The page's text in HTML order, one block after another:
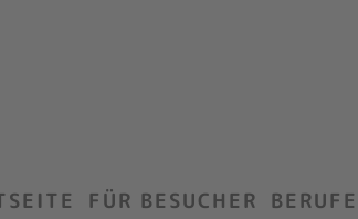
FÜR BESUCHER BERUFE